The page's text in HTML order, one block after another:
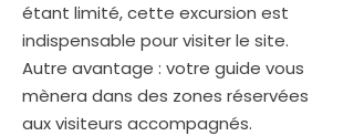
étant limité, cette excursion est
indispensable pour visiter le site.
Autre avantage : votre guide vous
mènera dans des zones réservées
aux visiteurs accompagnés.